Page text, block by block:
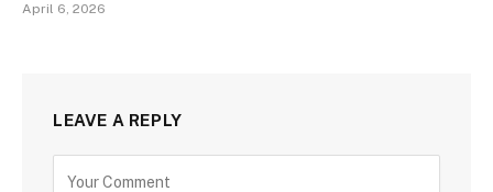
April 6, 2026
LEAVE A REPLY